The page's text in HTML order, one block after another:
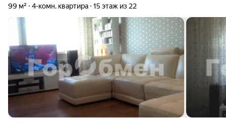
99 м² 4-комн. квартира 15 этаж из 22